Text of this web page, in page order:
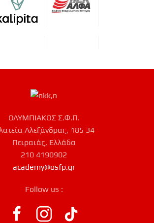
ΟΛΥΜΠΙΑΚΟΣ Σ.Φ.Π.
Αλεξάνδρας, 185 34
Πειραιάς, Ελλάδα
210 4190902
academy@osfp.gr
Follow us :